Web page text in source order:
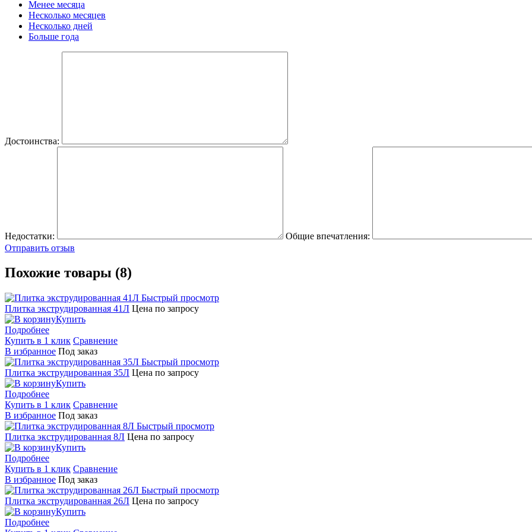
Менее месяца
Несколько месяцев
Несколько дней
Больше года
Достоинства:
Недостатки: Общие впечатления:
Отправить отзыв
Похожие товары (8)
Быстрый просмотр
Плитка экструдированная 41Л Цена по запросу
Купить
Подробнее
Купить в 1 клик Сравнение
В избранное Под заказ
Быстрый просмотр
Плитка экструдированная 35Л Цена по запросу
Купить
Подробнее
Купить в 1 клик Сравнение
В избранное Под заказ
Быстрый просмотр
Плитка экструдированная 8Л Цена по запросу
Купить
Подробнее
Купить в 1 клик Сравнение
В избранное Под заказ
Быстрый просмотр
Плитка экструдированная 26Л Цена по запросу
Купить
Подробнее